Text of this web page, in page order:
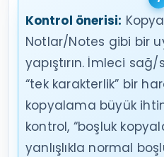
Kontrol önerisi:
Notlar/Notes gibi bir
yapıştırın. İmleci sağ/
“tek karakterlik” bir
kopyalama büyük
kontrol, “boşluk
yanlışlıkla normal